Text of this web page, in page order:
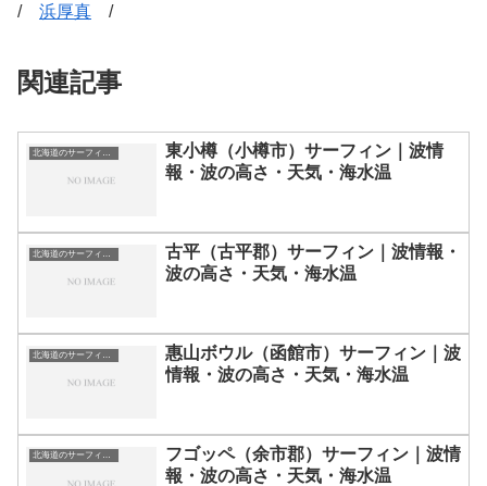
/ 浜厚真 /
関連記事
東小樽（小樽市）サーフィン｜波情
報・波の高さ・天気・海水温
古平（古平郡）サーフィン｜波情報・
波の高さ・天気・海水温
惠山ボウル（函館市）サーフィン｜波
情報・波の高さ・天気・海水温
北海道のサーフィン波情報・ポイント・スポット一覧
フゴッペ（余市郡）サーフィン｜波情
報・波の高さ・天気・海水温